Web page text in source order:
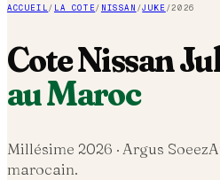
ACCUEIL/ LA COTE/ NISSAN /JUKE /2026
CoteNissan
au Maroc
Millésime 2026 · Argus
marocain.